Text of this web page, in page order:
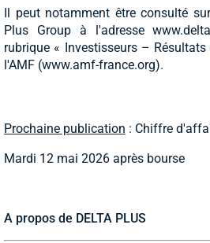
Il peut notamment être consulté
Plus Group à l'adresse
rubrique « Investisseurs –
l'AMF (www.amf-france.org).
Prochaine publication : Chiffre
Mardi 12 mai 2026 après bourse
A propos de DELTA PLUS